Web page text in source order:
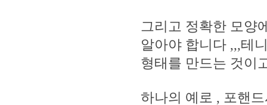
그리고 정확한 모양
알아야 합니다 ,,,테
형태를 만드는 것이
하나의 예로 , 포핸